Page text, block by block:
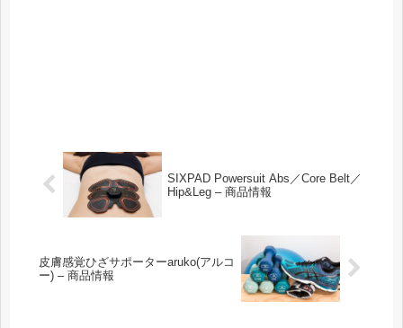
SIXPAD Powersuit Abs／Core Belt／
Hip&Leg – 商品情報
皮膚感覚ひざサポーターaruko(アルコ
ー) – 商品情報